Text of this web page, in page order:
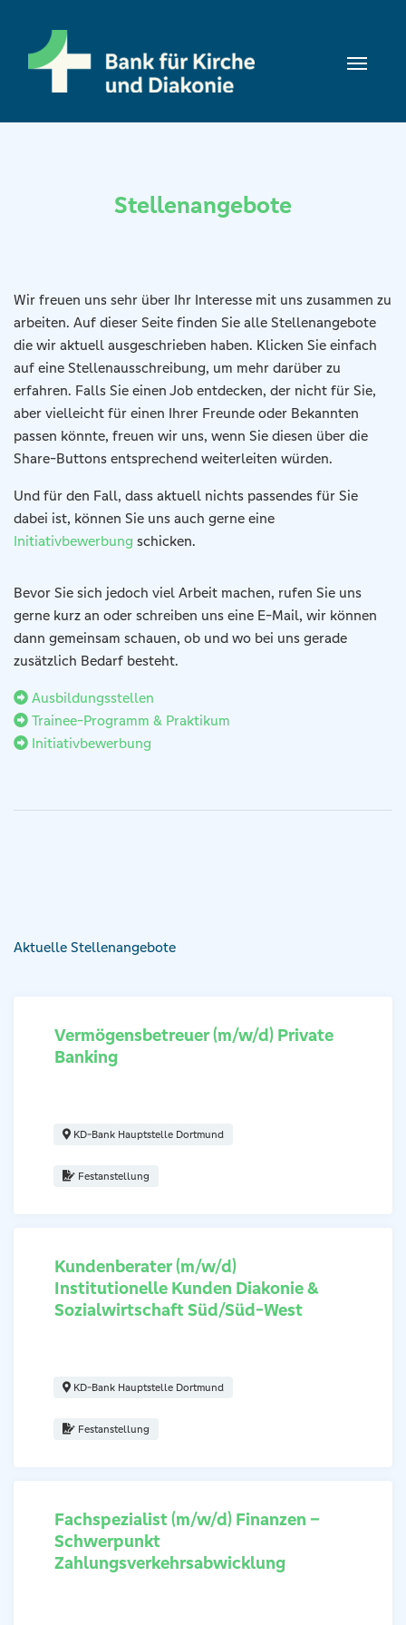
Stellenangebote
Wir freuen uns sehr über Ihr Interesse mit uns zusammen zu
arbeiten. Auf dieser Seite finden Sie alle Stellenangebote
die wir aktuell ausgeschrieben haben. Klicken Sie einfach
auf eine Stellenausschreibung, um mehr darüber zu
erfahren. Falls Sie einen Job entdecken, der nicht für Sie,
aber vielleicht für einen Ihrer Freunde oder Bekannten
passen könnte, freuen wir uns, wenn Sie diesen über die
Share-Buttons entsprechend weiterleiten würden.
Und für den Fall, dass aktuell nichts passendes für Sie
dabei ist, können Sie uns auch gerne eine
Initiativbewerbung schicken.
Bevor Sie sich jedoch viel Arbeit machen, rufen Sie uns
gerne kurz an oder schreiben uns eine E-Mail, wir können
dann gemeinsam schauen, ob und wo bei uns gerade
zusätzlich Bedarf besteht.
Ausbildungsstellen
Trainee-Programm & Praktikum
Initiativbewerbung
Aktuelle Stellenangebote
Regionaldirektor (m/w/d) Institutionelle Kunden Diakonie &
Vermögensbetreuer (m/w/d) Private
Banking
KD-Bank Hauptstelle Dortmund
Festanstellung
Regionaldirektor (m/w/d) Institutionelle Kunden Diakonie &
Kundenberater (m/w/d)
Institutionelle Kunden Diakonie &
Sozialwirtschaft Süd/Süd-West
KD-Bank Hauptstelle Dortmund
Festanstellung
Regionaldirektor (m/w/d) Institutionelle Kunden Diakonie &
Fachspezialist (m/w/d) Finanzen –
Schwerpunkt
Zahlungsverkehrsabwicklung